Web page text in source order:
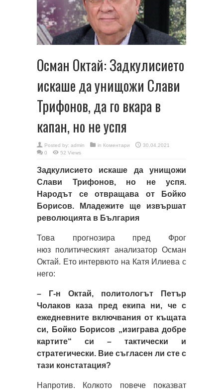
Осман Октай: Задкулисието
искаше да унищожи Слави
Трифонов, да го вкара в
капан, но не успя
Posted by: admin in Коментари
30.04.2021
0
52 Views
Задкулисието искаше да унищожи
Слави Трифонов, но не успя.
Народът се отвращава от Бойко
Борисов. Младежите ще извършат
революцията в България
Това прогнозира пред Фрог
нюз политическият анализатор Осман
Октай. Ето интервюто на Катя Илиева с
него:
– Г-н Октай, политологът Петър
Чолаков каза пред екипа ни, че с
ежедневните включвания от къщата
си, Бойко Борисов „изиграва добре
картите“ си – тактически и
стратегически. Вие съгласен ли сте с
тази констатация?
Напротив. Колкото повече показват